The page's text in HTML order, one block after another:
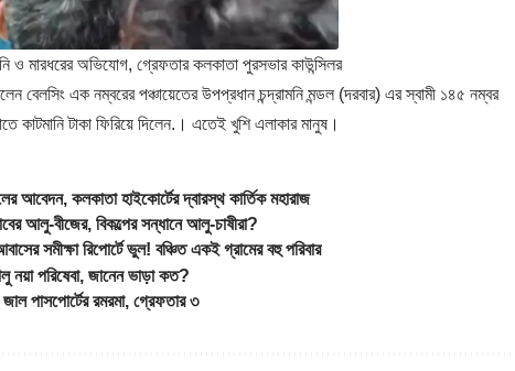
অভিযোগ, গ্রেফতার কলকাতা পুরসভার কাউন্সিলর
বেলসিং এক নম্বরের পঞ্চায়েতের উপপ্রধান চন্দ্রামনি মন্ডল (দরবার) এর স্বামী ১৪৫ নম্বর
কাটমানি টাকা ফিরিয়ে দিলেন.। এতেই খুশি এলাকার মানুষ।
কলকাতা হাইকোর্টের দ্বারস্থ কার্তিক মহারাজ
আলু-বীজের, বিকল্পের সন্ধানে আলু-চাষীরা?
রিপোর্টে ভুল! বঞ্চিত একই গ্রামের বহু পরিবার
পরিষেবা, জানেন ভাড়া কত?
রমরমা, গ্রেফতার ৩